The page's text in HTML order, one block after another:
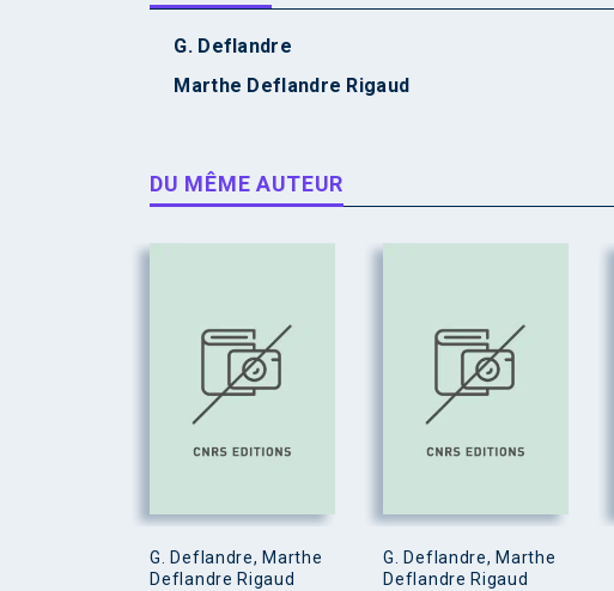
G. Deflandre
Marthe Deflandre Rigaud
DU MÊME AUTEUR
G. Deflandre, Marthe
Deflandre Rigaud
G. Deflandre, Marthe
Deflandre Rigaud